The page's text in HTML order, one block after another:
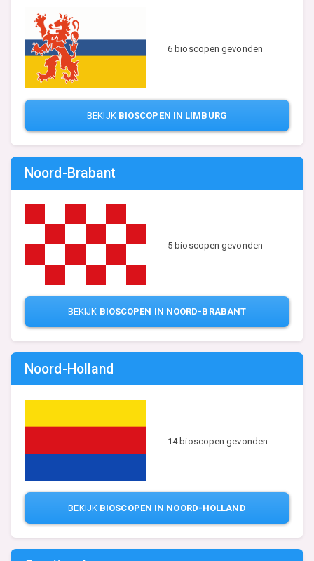
6 bioscopen gevonden
BEKIJK BIOSCOPEN IN LIMBURG
Noord-Brabant
5 bioscopen gevonden
BEKIJK BIOSCOPEN IN NOORD-BRABANT
Noord-Holland
14 bioscopen gevonden
BEKIJK BIOSCOPEN IN NOORD-HOLLAND